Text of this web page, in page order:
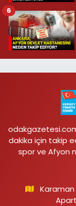
6
dakika için takip
spor ve Afyon
Karaman